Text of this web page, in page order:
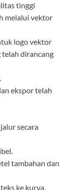
tinggi
melalui vektor
logo vektor
dirancang
ekspor telah
secara
tambahan dan
ke kurva.